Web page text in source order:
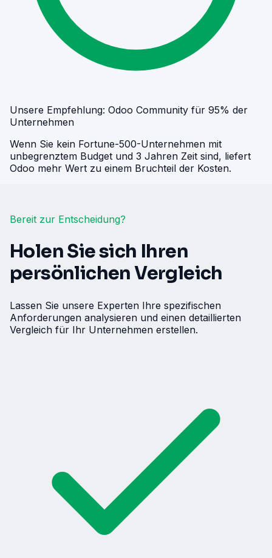
Unsere Empfehlung: Odoo Community für 95% der
Unternehmen
Wenn Sie kein Fortune-500-Unternehmen mit
unbegrenztem Budget und 3 Jahren Zeit sind, liefert
Odoo mehr Wert zu einem Bruchteil der Kosten.
Bereit zur Entscheidung?
Holen Sie sich Ihren
persönlichen Vergleich
Lassen Sie unsere Experten Ihre spezifischen
Anforderungen analysieren und einen detaillierten
Vergleich für Ihr Unternehmen erstellen.